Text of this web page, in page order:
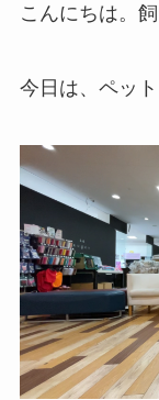
こんにちは。
今日は、ペッ